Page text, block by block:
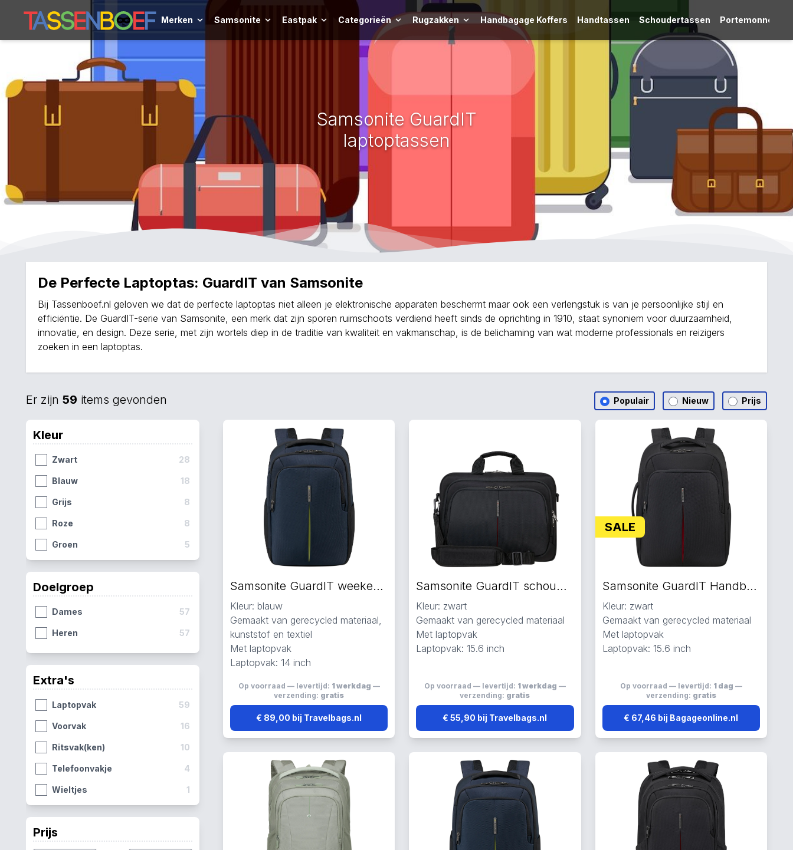
Merken Samsonite Eastpak Categorieën Rugzakken Handbagage Koffers Handtassen Schoudertassen Portemonnees
Samsonite GuardIT
laptoptassen
De Perfecte Laptoptas: GuardIT van Samsonite
Bij Tassenboef.nl geloven we dat de perfecte laptoptas niet alleen je elektronische apparaten beschermt maar ook een verlengstuk is van je persoonlijke stijl en
efficiëntie. De GuardIT-serie van Samsonite, een merk dat zijn sporen ruimschoots verdiend heeft sinds de oprichting in 1910, staat synoniem voor duurzaamheid,
innovatie, en design. Deze serie, met zijn wortels diep in de traditie van kwaliteit en vakmanschap, is de belichaming van wat moderne professionals en reizigers
zoeken in een laptoptas.
Er zijn 59 items gevonden Populair Nieuw Prijs
Kleur
Zwart 28
Blauw 18
Grijs 8
Roze 8
Groen 5
Doelgroep
Dames 57
Heren 57
Extra's
Laptopvak 59
Voorvak 16
Ritsvak(ken) 10
Telefoonvakje 4
Wieltjes 1
Prijs
Samsonite GuardIT weekendtas blauw
Kleur: blauw
Gemaakt van gerecycled materiaal,
kunststof en textiel
Met laptopvak
Laptopvak: 14 inch
Op voorraad — levertijd: 1 werkdag —
verzending: gratis
€ 89,00 bij Travelbags.nl
Samsonite GuardIT schoudertas zwart
Kleur: zwart
Gemaakt van gerecycled materiaal
Met laptopvak
Laptopvak: 15.6 inch
Op voorraad — levertijd: 1 werkdag —
verzending: gratis
€ 55,90 bij Travelbags.nl
SALE
Samsonite GuardIT Handbagage koffers zwart
Kleur: zwart
Gemaakt van gerecycled materiaal
Met laptopvak
Laptopvak: 15.6 inch
Op voorraad — levertijd: 1 dag —
verzending: gratis
€ 67,46 bij Bagageonline.nl